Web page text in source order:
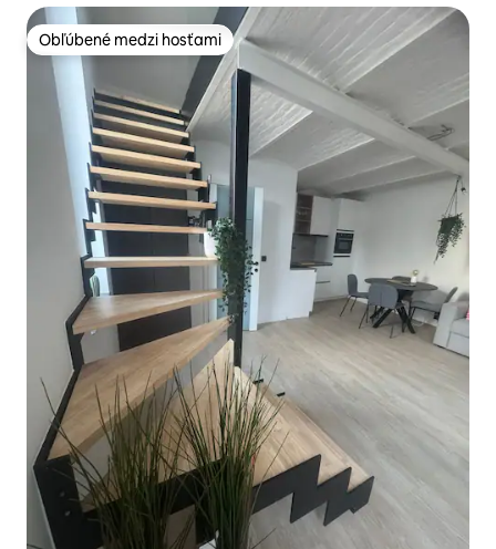
Obľúbené medzi hosťami
Obľúbené medzi hosťami